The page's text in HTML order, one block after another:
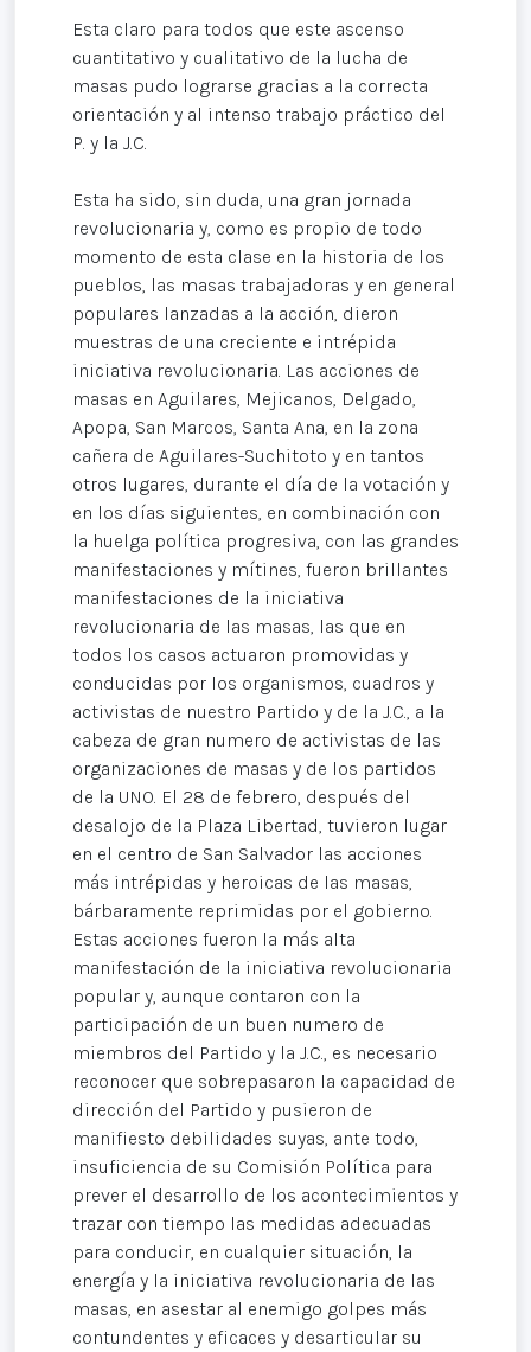
Esta claro para todos que este ascenso
cuantitativo y cualitativo de la lucha de
masas pudo lograrse gracias a la correcta
orientación y al intenso trabajo práctico del
P. y la J.C.
Esta ha sido, sin duda, una gran jornada
revolucionaria y, como es propio de todo
momento de esta clase en la historia de los
pueblos, las masas trabajadoras y en general
populares lanzadas a la acción, dieron
muestras de una creciente e intrépida
iniciativa revolucionaria. Las acciones de
masas en Aguilares, Mejicanos, Delgado,
Apopa, San Marcos, Santa Ana, en la zona
cañera de Aguilares-Suchitoto y en tantos
otros lugares, durante el día de la votación y
en los días siguientes, en combinación con
la huelga política progresiva, con las grandes
manifestaciones y mítines, fueron brillantes
manifestaciones de la iniciativa
revolucionaria de las masas, las que en
todos los casos actuaron promovidas y
conducidas por los organismos, cuadros y
activistas de nuestro Partido y de la J.C., a la
cabeza de gran numero de activistas de las
organizaciones de masas y de los partidos
de la UNO. El 28 de febrero, después del
desalojo de la Plaza Libertad, tuvieron lugar
en el centro de San Salvador las acciones
más intrépidas y heroicas de las masas,
bárbaramente reprimidas por el gobierno.
Estas acciones fueron la más alta
manifestación de la iniciativa revolucionaria
popular y, aunque contaron con la
participación de un buen numero de
miembros del Partido y la J.C., es necesario
reconocer que sobrepasaron la capacidad de
dirección del Partido y pusieron de
manifiesto debilidades suyas, ante todo,
insuficiencia de su Comisión Política para
prever el desarrollo de los acontecimientos y
trazar con tiempo las medidas adecuadas
para conducir, en cualquier situación, la
energía y la iniciativa revolucionaria de las
masas, en asestar al enemigo golpes más
contundentes y eficaces y desarticular su